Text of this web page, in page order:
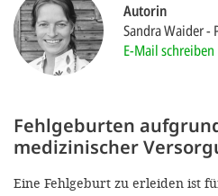
Autorin
Sandra Waider
E-Mail schreiben
Fehlgeburten
medizinischer
Eine Fehlgeburt zu erleiden ist